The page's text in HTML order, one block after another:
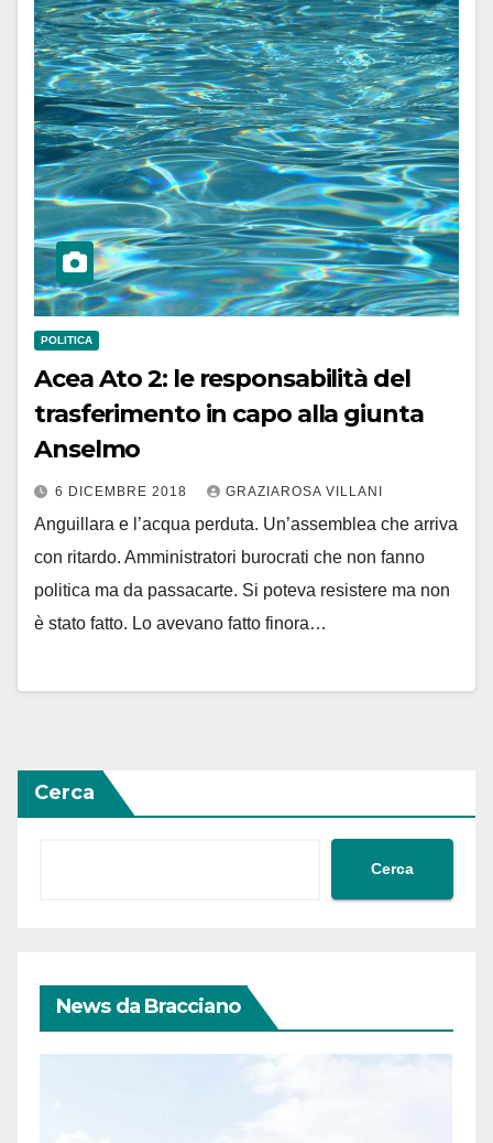
POLITICA
Acea Ato 2: le responsabilità del
trasferimento in capo alla giunta
Anselmo
6 DICEMBRE 2018 GRAZIAROSA VILLANI
Anguillara e l’acqua perduta. Un’assemblea che arriva
con ritardo. Amministratori burocrati che non fanno
politica ma da passacarte. Si poteva resistere ma non
è stato fatto. Lo avevano fatto finora…
Cerca
Cerca
News da Bracciano